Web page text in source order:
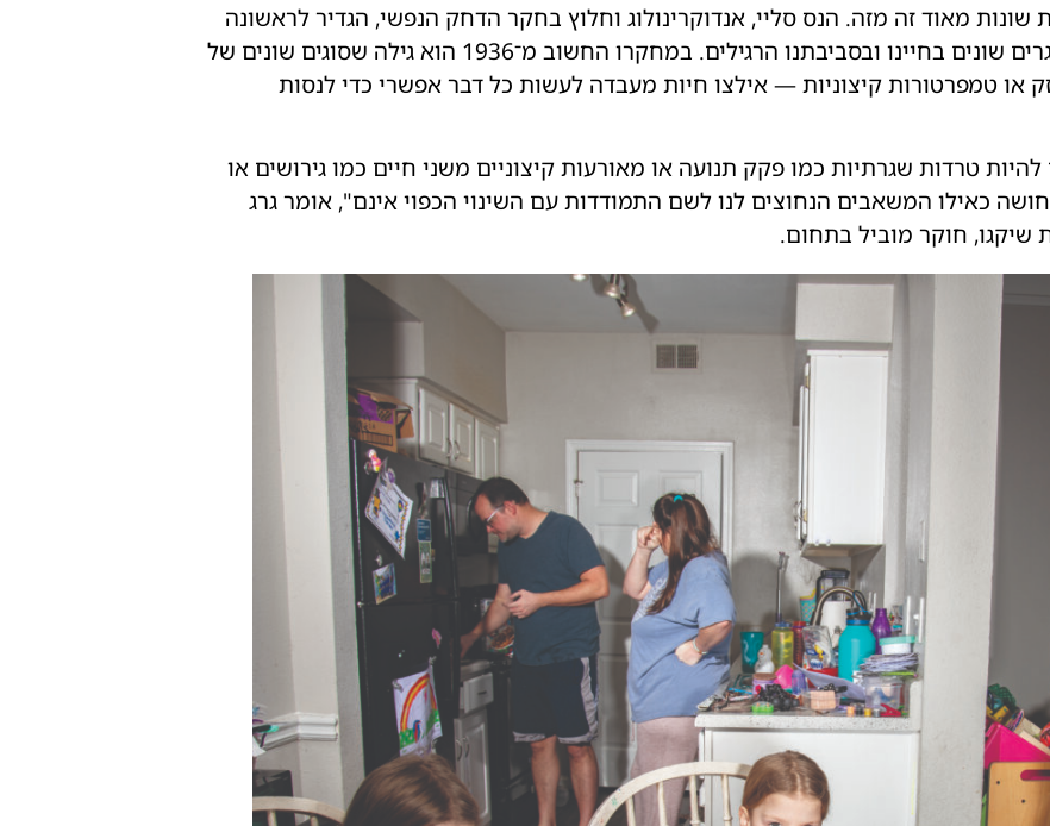
שונות מאוד זה מזה. הנס סליי, אנדוקרינולוג וחלוץ בחקר הדחק הנפשי, הגדיר לראשונה
עקה כאילוץ לשינוי הנכפה על ידי אתגרים שונים בחיינו ובסביבתנו הרגילים. במחקרו החשוב מ־1936 הוא גילה שסוגים שונים של
או טמפרטורות קיצוניות — אילצו חיות מעבדה לעשות כל דבר אפשרי כדי לנסות
טרדות שגרתיות כמו פקק תנועה או מאורעות קיצוניים משני חיים כמו גירושים או
כאילו המשאבים הנחוצים לנו לשם התמודדות עם השינוי הכפוי אינם", אומר גרג
שיקגו, חוקר מוביל בתחום.